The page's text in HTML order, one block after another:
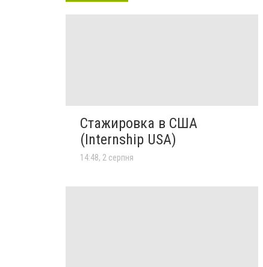
Стажировка в США
(Internship USA)
14:48, 2 серпня